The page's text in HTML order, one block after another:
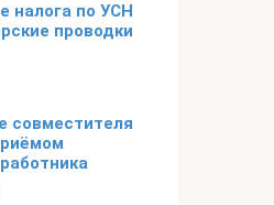
налога по УСН
проводки
совместителя